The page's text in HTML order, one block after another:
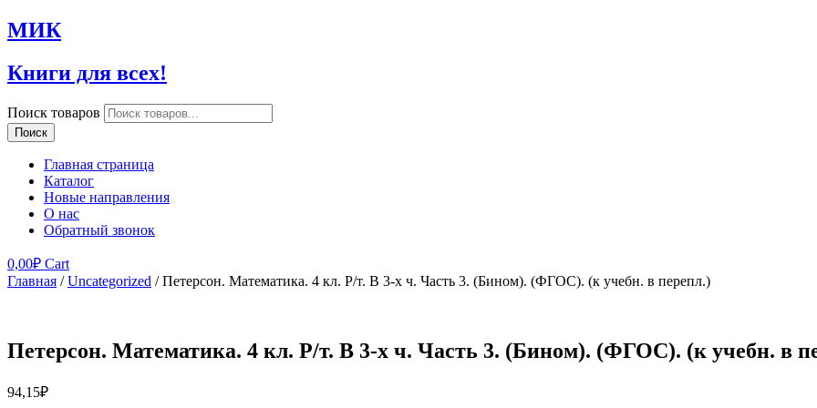
МИК
Книги для всех!
Поиск товаров
Поиск
Главная страница
Каталог
Новые направления
О нас
Обратный звонок
0,00₽ Cart
Главная /Uncategorized / Петерсон. Математика. 4 кл. Р/т. В 3-х ч. Часть 3. (Бином). (ФГОС). (к учебн. в перепл.)
Петерсон. Математика. 4 кл. Р/т. В 3-х ч. Часть 3. (Бином). (ФГОС). (к учебн. в
94,15₽